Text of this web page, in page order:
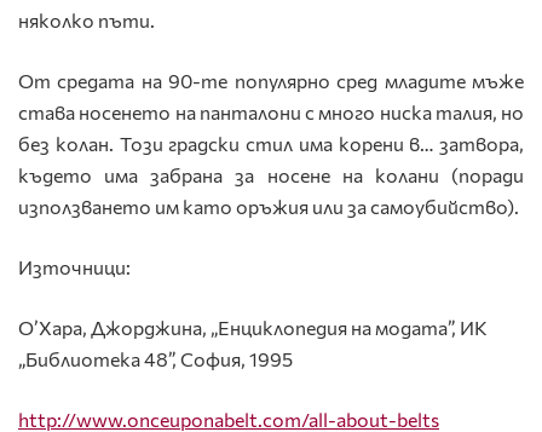
няколко пъти.
От средата на 90-те популярно сред младите мъже
става носенето на панталони с много ниска талия, но
без колан. Този градски стил има корени в… затвора,
където има забрана за носене на колани (поради
използването им като оръжия или за самоубийство).
Източници:
О’Хара, Джорджина, „Енциклопедия на модата”, ИК
„Библиотека 48”, София, 1995
http://www.onceuponabelt.com/all-about-belts